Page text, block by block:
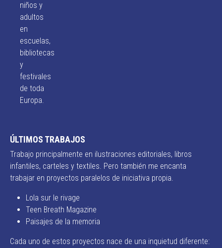
niños y
adultos
en
escuelas,
bibliotecas
y
festivales
de toda
Europa.
ÚLTIMOS TRABAJOS
Trabajo principalmente en ilustraciones editoriales, libros
infantiles, carteles y textiles. Pero también me encanta
trabajar en proyectos paralelos de iniciativa propia.
Lola sur le rivage
Teen Breath Magazine
Paisajes de la memoria
Cada uno de estos proyectos nace de una inquietud diferente: